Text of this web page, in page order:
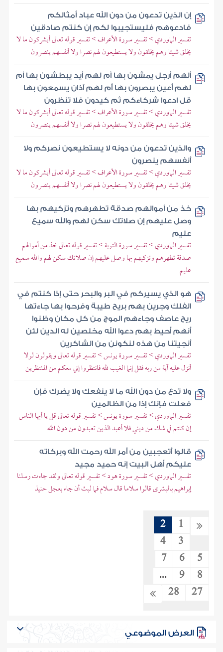
إن الذين تدعون من دون الله عباد أمثالكم
فادعوهم فليستجيبوا لكم إن كنتم صادقين
تفسير الماوردي > تفسير سورة الأعراف > تفسير قوله تعالى أيشركون ما لا
يخلق شيئا وهم يخلقون ولا يستطيعون لهم نصرا ولا أنفسهم ينصرون
ألهم أرجل يمشون بها أم لهم أيد يبطشون بها أم
لهم أعين يبصرون بها أم لهم آذان يسمعون بها
قل ادعوا شركاءكم ثم كيدون فلا تنظرون
تفسير الماوردي > تفسير سورة الأعراف > تفسير قوله تعالى أيشركون ما لا
يخلق شيئا وهم يخلقون ولا يستطيعون لهم نصرا ولا أنفسهم ينصرون
والذين تدعون من دونه لا يستطيعون نصركم ولا
أنفسهم ينصرون
تفسير الماوردي > تفسير سورة الأعراف > تفسير قوله تعالى أيشركون ما لا
يخلق شيئا وهم يخلقون ولا يستطيعون لهم نصرا ولا أنفسهم ينصرون
خذ من أموالهم صدقة تطهرهم وتزكيهم بها
وصل عليهم إن صلاتك سكن لهم والله سميع
عليم
تفسير الماوردي > تفسير سورة التوبة > تفسير قوله تعالى خذ من أموالهم
صدقة تطهرهم وتزكيهم بها وصل عليهم إن صلاتك سكن لهم والله سميع
عليم
هو الذي يسيركم في البر والبحر حتى إذا كنتم في
الفلك وجرين بهم بريح طيبة وفرحوا بها جاءتها
ريح عاصف وجاءهم الموج من كل مكان وظنوا
أنهم أحيط بهم دعوا الله مخلصين له الدين لئن
أنجيتنا من هذه لنكونن من الشاكرين
تفسير الماوردي > تفسير سورة يونس > تفسير قوله تعالى ويقولون لولا
أنزل عليه آية من ربه فقل إنما الغيب لله فانتظروا إني معكم من المنتظرين
ولا تدع من دون الله ما لا ينفعك ولا يضرك فإن
فعلت فإنك إذا من الظالمين
تفسير الماوردي > تفسير سورة يونس > تفسير قوله تعالى قل يا أيها الناس
إن كنتم في شك من ديني فلا أعبد الذين تعبدون من دون الله
قالوا أتعجبين من أمر الله رحمت الله وبركاته
عليكم أهل البيت إنه حميد مجيد
تفسير الماوردي > تفسير سورة هود > تفسير قوله تعالى ولقد جاءت رسلنا
إبراهيم بالبشرى قالوا سلاما قال سلام فما لبث أن جاء بعجل حنيذ
1
2
3
4
5
6
7
8
9
...
27
28
العرض الموضوعي